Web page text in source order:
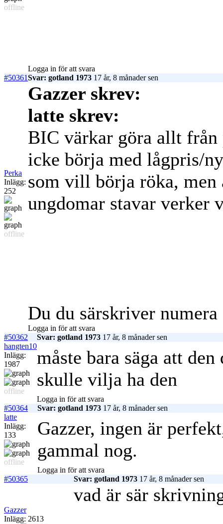
offline
Logga in för att svara
#50361Svar: gotland 1973 17 år, 8 månader sen
Perka
Inlägg:
252
offline
Gazzer skrev:
latte skrev:
BIC värkar göra allt
icke börja med lågpris/
som vill börja röka, men
ungdomar stavar verker
Du du särskriver numera
Logga in för att svara
#50362
Svar: gotland 1973 17 år, 8 månader sen
hangten10
Inlägg:
1987
offline
måste bara säga att
skulle vilja ha den
Logga in för att svara
#50364
Svar: gotland 1973 17 år, 8 månader sen
latte
Inlägg:
133
offline
Gazzer, ingen är
gammal nog.
Logga in för att svara
#50365
Svar: gotland 1973 17 år, 8 månader sen
Gazzer
Inlägg: 2613
vad är sär